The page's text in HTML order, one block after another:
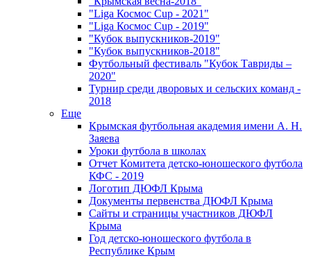
"Liga Космос Cup - 2021"
"Liga Космос Cup - 2019"
"Кубок выпускников-2019"
"Кубок выпускников-2018"
Футбольный фестиваль "Кубок Тавриды –
2020"
Турнир среди дворовых и сельских команд -
2018
Еще
Крымская футбольная академия имени А. Н.
Заяева
Уроки футбола в школах
Отчет Комитета детско-юношеского футбола
КФС - 2019
Логотип ДЮФЛ Крыма
Документы первенства ДЮФЛ Крыма
Сайты и страницы участников ДЮФЛ
Крыма
Год детско-юношеского футбола в
Республике Крым